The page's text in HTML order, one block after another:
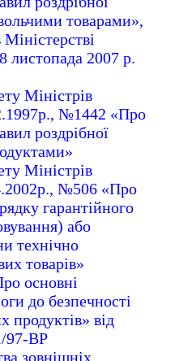
товарами»,
листопада 2007 р.
Міністрів
№1442 «Про
роздрібної
Міністрів
№506 «Про
гарантійного
або
технічно
товарів»
основні
до безпечності
продуктів» від
97-ВР
зовнішніх